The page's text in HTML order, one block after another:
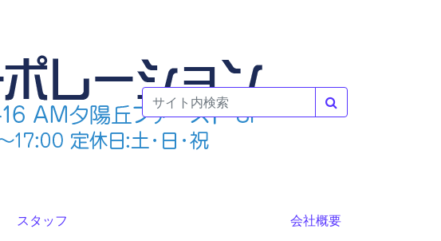
検索
スタッフ 会社概要